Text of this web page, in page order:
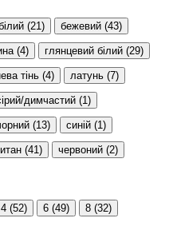
(21) бежевий (43)
(4) глянцевий білий (29)
тінь (4) латунь (7)
димчастий (1)
(13) синій (1)
(41) червоний (2)
4 (52) 6 (49) 8 (32)